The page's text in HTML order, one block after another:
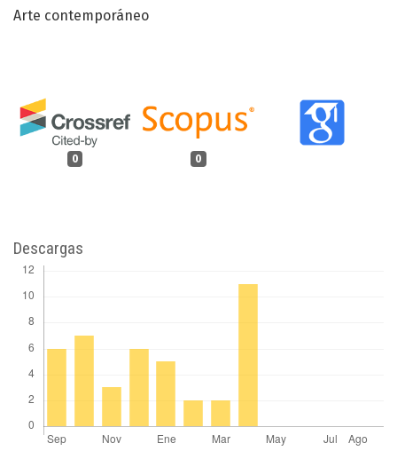
Arte contemporáneo
0 0
Descargas